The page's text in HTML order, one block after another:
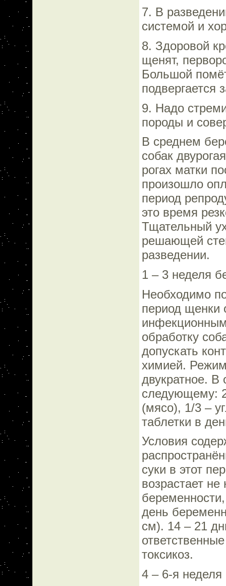
7. В
системой и
8. Здоровой
щенят,
Большой
подвергается
9. Надо
породы и
В среднем
собак
рогах матки
произошло
период
это время
Тщательный
решающей
разведении.
1 – 3 неделя
Необходимо
период щенки
инфекционным
обработку
допускать
химией.
двукратное. В
следующему:
(мясо), 1/3 –
таблетки в
Условия
суки в этот
возрастает
день
см). 14 – 21
токсикоз.
4 – 6-я